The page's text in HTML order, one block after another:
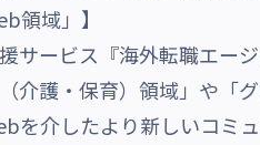
領域」】
サービス『海外転職エー
介護・保育）領域」や「
を介したより新しいコミ